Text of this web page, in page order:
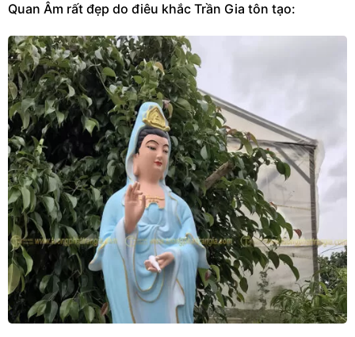
Quan Âm rất đẹp do điêu khắc Trần Gia tôn tạo: